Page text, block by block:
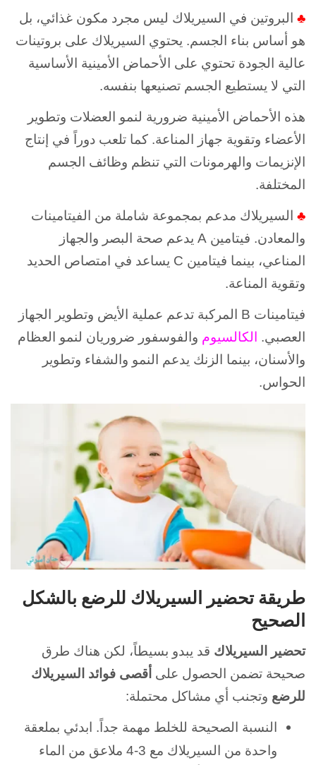
♣ البروتين في السيريلاك ليس مجرد مكون غذائي، بل
هو أساس بناء الجسم. يحتوي السيريلاك على بروتينات
عالية الجودة تحتوي على الأحماض الأمينية الأساسية
التي لا يستطيع الجسم تصنيعها بنفسه.
هذه الأحماض الأمينية ضرورية لنمو العضلات وتطوير
الأعضاء وتقوية جهاز المناعة. كما تلعب دوراً في إنتاج
الإنزيمات والهرمونات التي تنظم وظائف الجسم
المختلفة.
♣ السيريلاك مدعم بمجموعة شاملة من الفيتامينات
والمعادن. فيتامين A يدعم صحة البصر والجهاز
المناعي، بينما فيتامين C يساعد في امتصاص الحديد
وتقوية المناعة.
فيتامينات B المركبة تدعم عملية الأيض وتطوير الجهاز
العصبي. الكالسيوم والفوسفور ضروريان لنمو العظام
والأسنان، بينما الزنك يدعم النمو والشفاء وتطوير
الحواس.
طريقة تحضير السيريلاك للرضع بالشكل
الصحيح
تحضير السيريلاك قد يبدو بسيطاً، لكن هناك طرق
صحيحة تضمن الحصول على أقصى فوائد السيريلاك
للرضع وتجنب أي مشاكل محتملة:
النسبة الصحيحة للخلط مهمة جداً. ابدئي بملعقة
واحدة من السيريلاك مع 3-4 ملاعق من الماء